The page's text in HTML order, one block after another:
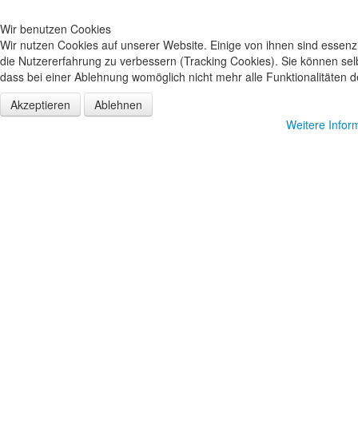
Wir benutzen Cookies
Wir nutzen Cookies auf unserer Website. Einige von ihnen sind
die Nutzererfahrung zu verbessern (Tracking Cookies). Sie können
dass bei einer Ablehnung womöglich nicht mehr alle Funktionalitäten
Akzeptieren
Ablehnen
Weitere